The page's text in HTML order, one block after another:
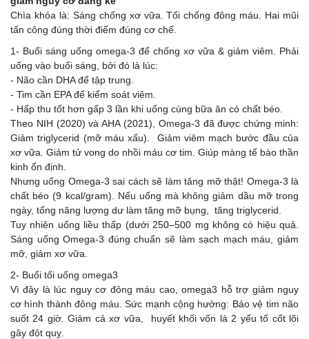
Chìa khóa là: Sáng chống xơ vữa. Tối chống đông máu. Hai mũi
tấn công đúng thời điểm đúng cơ chế.
1- Buổi sáng uống omega-3 để chống xơ vữa & giảm viêm. Phải
uống vào buổi sáng, bởi đó là lúc:
- Não cần DHA để tập trung.
- Tim cần EPA để kiểm soát viêm.
- Hấp thu tốt hơn gấp 3 lần khi uống cùng bữa ăn có chất béo.
Theo NIH (2020) và AHA (2021), Omega-3 đã được chứng minh:
Giảm triglycerid (mỡ máu xấu). Giảm viêm mạch bước đầu của
xơ vữa. Giảm tử vong do nhồi máu cơ tim. Giúp màng tế bào thần
kinh ổn định.
Nhưng uống Omega-3 sai cách sẽ làm tăng mỡ thật! Omega-3 là
chất béo (9 kcal/gram). Nếu uống mà không giảm dầu mỡ trong
ngày, tổng năng lượng dư làm tăng mỡ bụng, tăng triglycerid.
Tuy nhiên uống liều thấp (dưới 250–500 mg không có hiệu quả.
Sáng uống Omega-3 đúng chuẩn sẽ làm sạch mạch máu, giảm
mỡ, giảm xơ vữa.
2- Buổi tối uống omega3
Vì đây là lúc nguy cơ đông máu cao, omega3 hỗ trợ giảm nguy
cơ hình thành đông máu. Sức mạnh cộng hưởng: Bảo vệ tim não
suốt 24 giờ. Giảm cả xơ vữa, huyết khối vốn là 2 yếu tố cốt lõi
gây đột quỵ.